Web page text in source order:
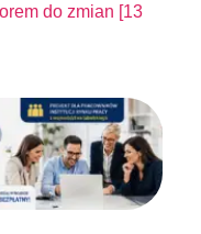
do zmian [13